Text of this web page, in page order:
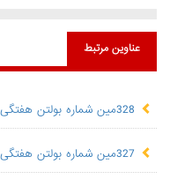
عناوین مرتبط
328مین شماره بولتن هفتگی
327مین شماره بولتن هفتگی